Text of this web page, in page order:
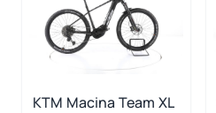
KTM Macina Team XL